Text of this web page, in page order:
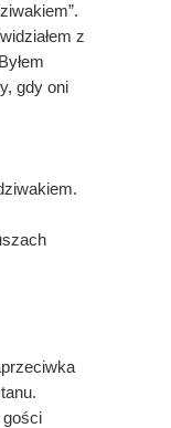
z
gdy oni
gości